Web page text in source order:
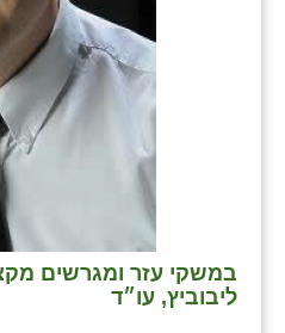
במשקי עזר ומגרשים
ליבוביץ, עו״ד